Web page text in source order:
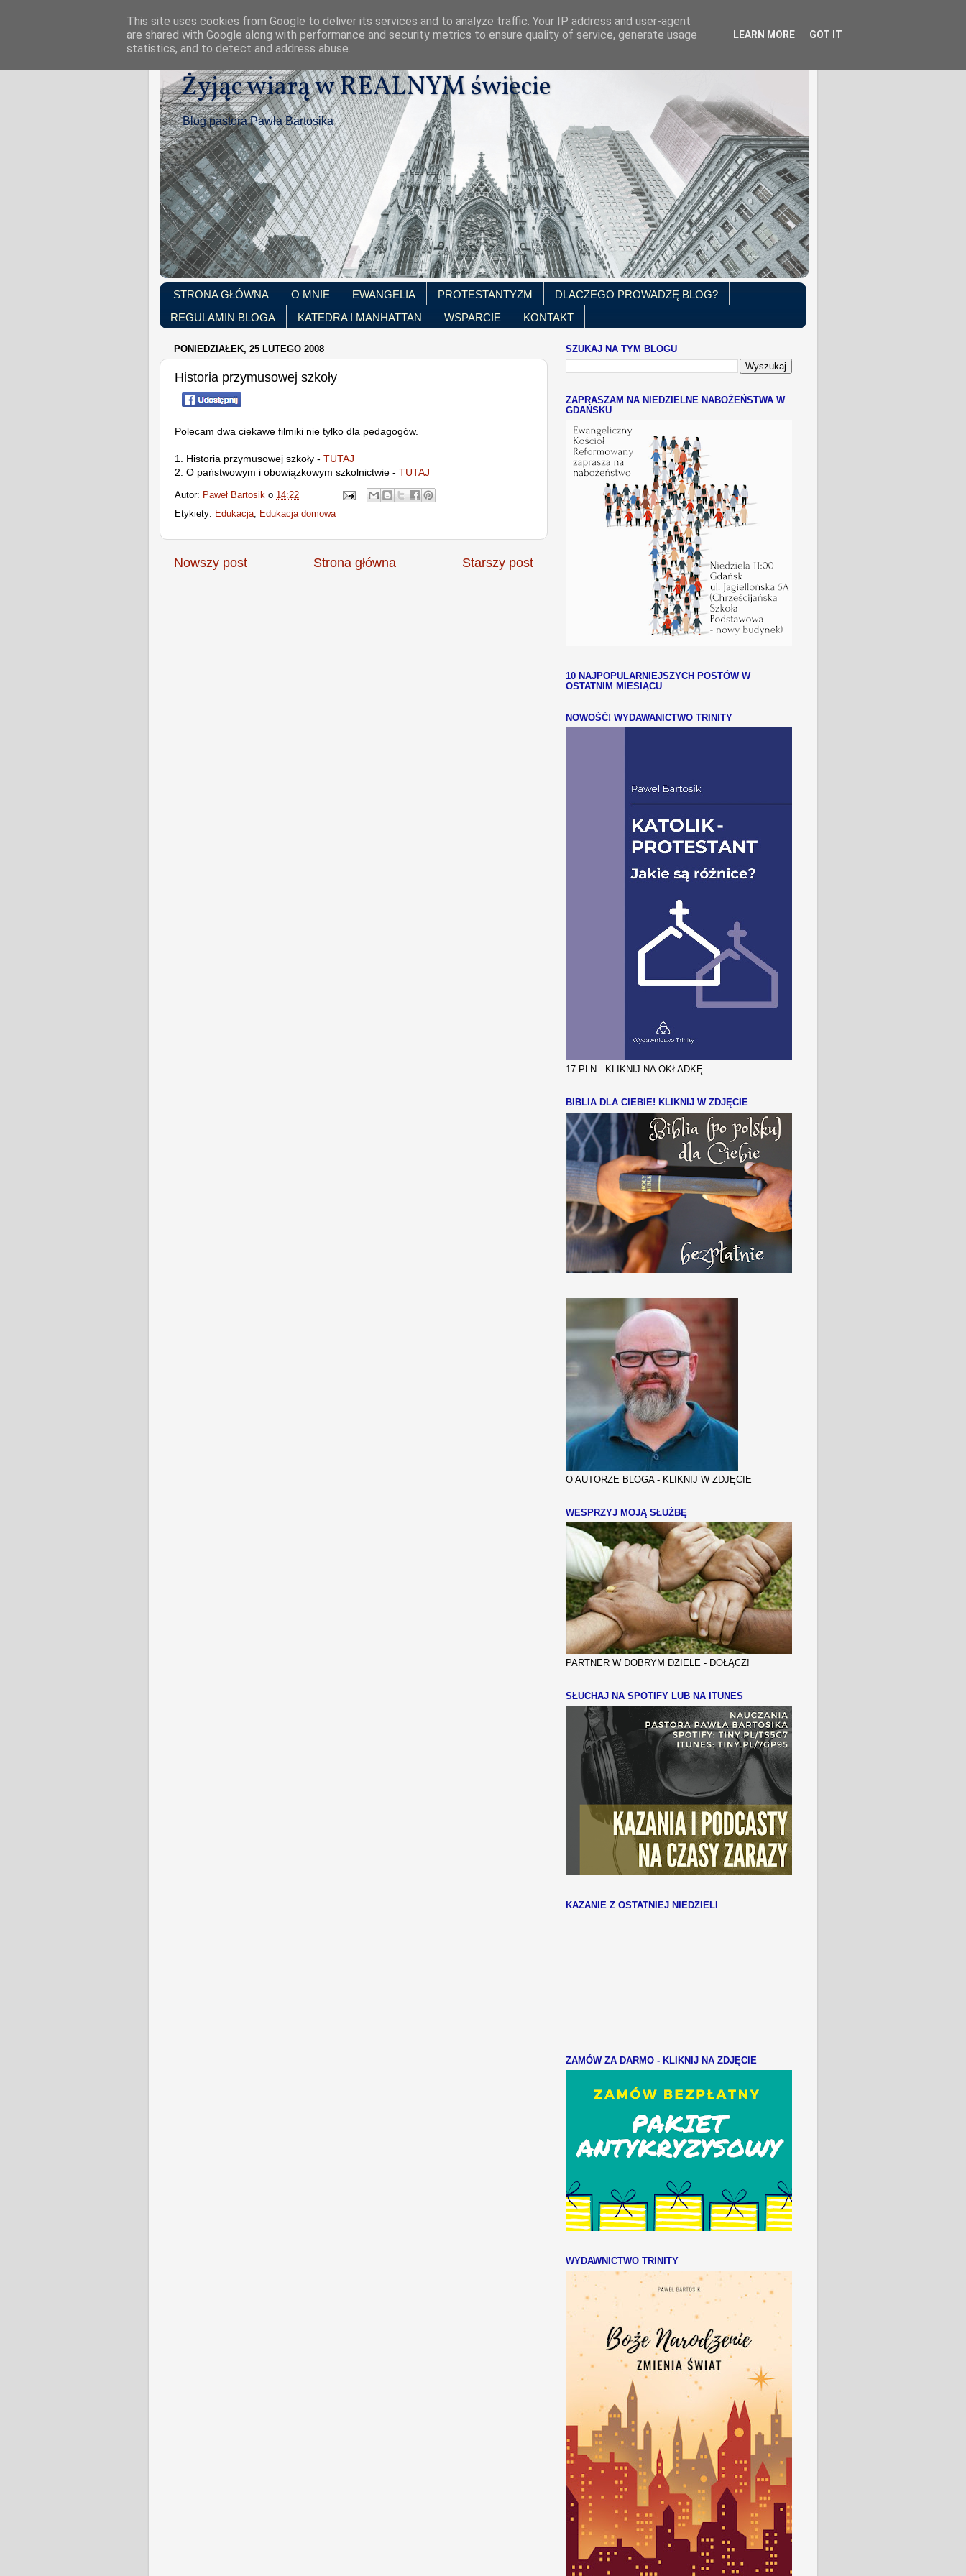
Żyjąc wiarą w REALNYM świecie
Blog pastora Pawła Bartosika
STRONA GŁÓWNA O MNIE EWANGELIA PROTESTANTYZM
DLACZEGO PROWADZĘ BLOG?
REGULAMIN BLOGA
KATEDRA I MANHATTAN WSPARCIE KONTAKT
PONIEDZIAŁEK, 25 LUTEGO 2008
Historia przymusowej szkoły
Polecam dwa ciekawe filmiki nie tylko dla pedagogów.
1. Historia przymusowej szkoły - TUTAJ
2. O państwowym i obowiązkowym szkolnictwie - TUTAJ
Autor: Paweł Bartosik o 14:22
Etykiety: Edukacja, Edukacja domowa
Nowszy post Starszy post
Strona główna
SZUKAJ NA TYM BLOGU
ZAPRASZAM NA NIEDZIELNE NABOŻEŃSTWA W
GDAŃSKU
10 NAJPOPULARNIEJSZYCH POSTÓW W
OSTATNIM MIESIĄCU
NOWOŚĆ! WYDAWANICTWO TRINITY
17 PLN - KLIKNIJ NA OKŁADKĘ
BIBLIA DLA CIEBIE! KLIKNIJ W ZDJĘCIE
O AUTORZE BLOGA - KLIKNIJ W ZDJĘCIE
WESPRZYJ MOJĄ SŁUŻBĘ
PARTNER W DOBRYM DZIELE - DOŁĄCZ!
SŁUCHAJ NA SPOTIFY LUB NA ITUNES
KAZANIE Z OSTATNIEJ NIEDZIELI
ZAMÓW ZA DARMO - KLIKNIJ NA ZDJĘCIE
WYDAWNICTWO TRINITY
This site uses cookies from Google to deliver its services and to analyze traffic. Your IP address and user-agent
are shared with Google along with performance and security metrics to ensure quality of service, generate usage
statistics, and to detect and address abuse.
LEARN MORE GOT IT